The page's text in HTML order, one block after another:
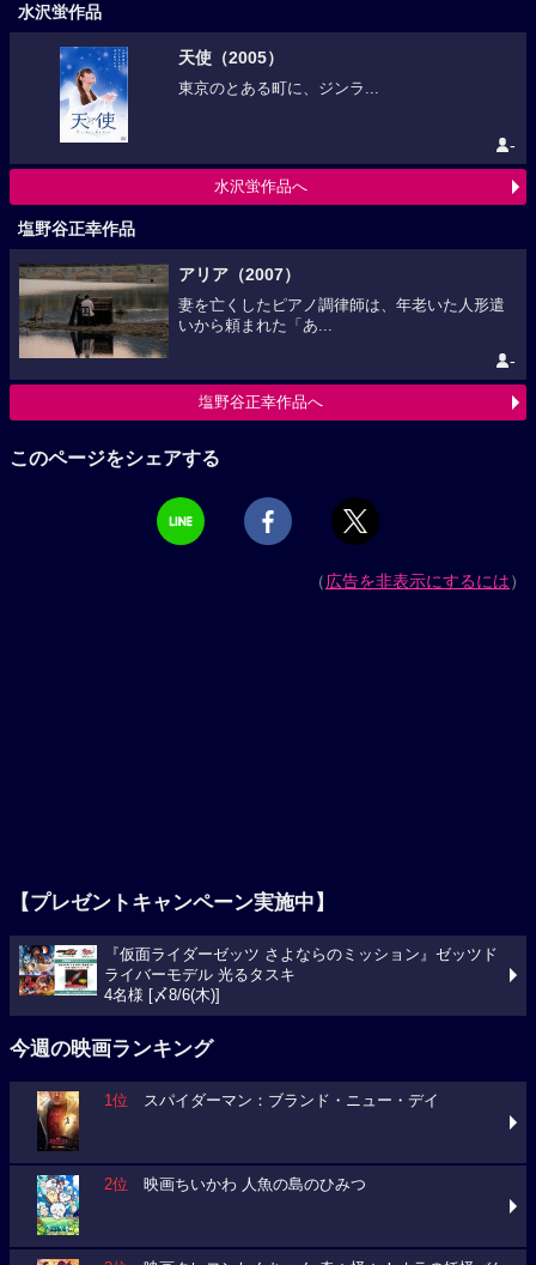
水沢蛍作品
天使（2005）
東京のとある町に、ジンラ...
-
水沢蛍作品へ
塩野谷正幸作品
アリア（2007）
妻を亡くしたピアノ調律師は、年老いた人形遣
いから頼まれた「あ...
-
塩野谷正幸作品へ
このページをシェアする
（広告を非表示にするには）
【プレゼントキャンペーン実施中】
『仮面ライダーゼッツ さよならのミッション』ゼッツド
ライバーモデル 光るタスキ
4名様 [〆8/6(木)]
今週の映画ランキング
1位 スパイダーマン：ブランド・ニュー・デイ
2位 映画ちいかわ 人魚の島のひみつ